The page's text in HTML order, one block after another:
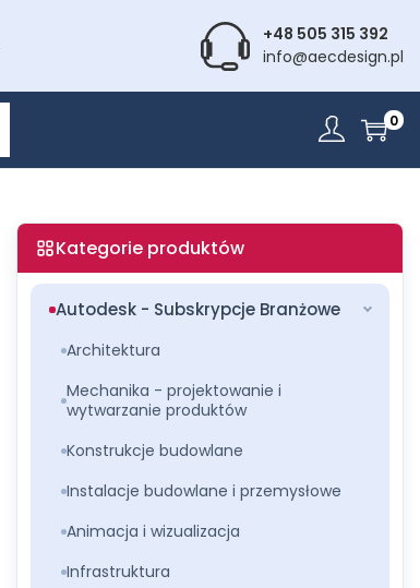
+48 505 315 392
info@aecdesign.pl
0
Kategorie produktów
Autodesk - Subskrypcje Branżowe
Architektura
Mechanika - projektowanie i
wytwarzanie produktów
Konstrukcje budowlane
Instalacje budowlane i przemysłowe
Animacja i wizualizacja
Infrastruktura